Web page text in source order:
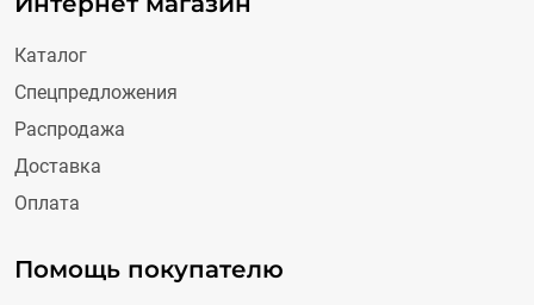
Каталог
Спецпредложения
Распродажа
Доставка
Оплата
Помощь покупателю